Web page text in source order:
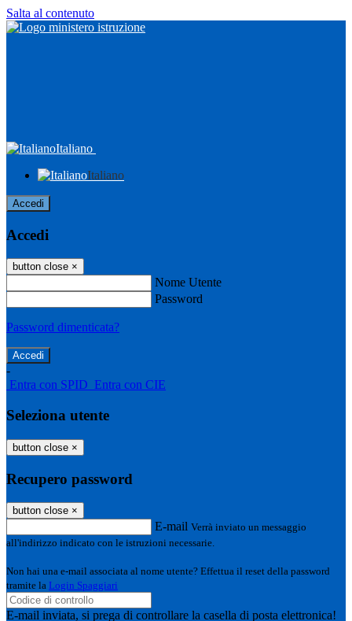
Salta al contenuto
Italiano
Italiano
Accedi
Accedi
button close ×
Nome Utente
Password
Password dimenticata?
-
Entra con SPID Entra con CIE
Seleziona utente
button close ×
Recupero password
button close ×
E-mail Verrà inviato un messaggio
all'indirizzo indicato con le istruzioni necessarie.
Non hai una e-mail associata al nome utente? Effettua il reset della password
tramite la Login Spaggiari
E-mail inviata, si prega di controllare la casella di posta elettronica!